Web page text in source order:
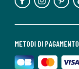
METODI DI PAGAMENTO